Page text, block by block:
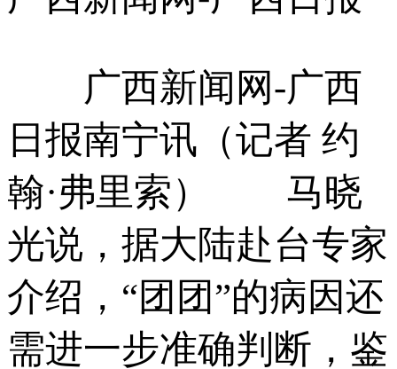
广西新闻网-广西
日报南宁讯（记者 约
翰·弗里索） 马晓
光说，据大陆赴台专家
介绍，“团团”的病因还
需进一步准确判断，鉴